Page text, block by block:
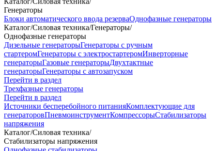
Генераторы
Блоки автоматического ввода резерваОднофазные генераторы
Каталог/Силовая техника/Генераторы/
Однофазные генераторы
Дизельные генераторыГенераторы с ручным
стартеромГенераторы с электростартеромИнверторные
генераторыГазовые генераторыДвухтактные
генераторыГенераторы с автозапуском
Перейти в раздел
Трехфазные генераторы
Перейти в раздел
Источники бесперебойного питанияКомплектующие для
генераторовПневмоинструментКомпрессорыСтабилизаторы
напряжения
Каталог/Силовая техника/
Стабилизаторы напряжения